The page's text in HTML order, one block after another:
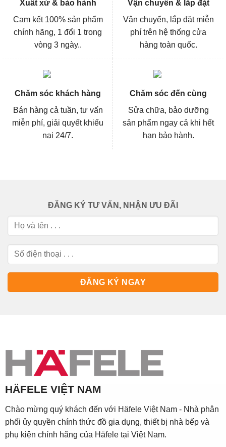
Xuất xứ & bảo hành
Cam kết 100% sản phẩm
chính hãng, 1 đổi 1 trong
vòng 3 ngày..
Vận chuyển & lắp đặt
Vận chuyển, lắp đặt miễn
phí trên hệ thống cửa
hàng toàn quốc.
Chăm sóc khách hàng
Bán hàng cả tuần, tư vấn
miễn phí, giải quyết khiếu
nại 24/7.
Chăm sóc đến cùng
Sửa chữa, bảo dưỡng
sản phẩm ngay cả khi hết
hạn bảo hành.
ĐĂNG KÝ TƯ VẤN, NHẬN ƯU ĐÃI
HÄFELE VIỆT NAM
Chào mừng quý khách đến với Häfele Việt Nam - Nhà phân
phối ủy quyền chính thức đồ gia dụng, thiết bị nhà bếp và
phụ kiện chính hãng của Häfele tại Việt Nam.